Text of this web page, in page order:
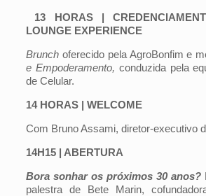
13 HORAS |
LOUNGE EXPERIENCE
Brunchoferecido pela AgroBonfim e
e Empoderamento, conduzida pela
de Celular.
14 HORAS | WELCOME
Com Bruno Assami, diretor-executivo
14H15 | ABERTURA
Bora sonhar os próximos 30 anos?
palestra de Bete Marin,